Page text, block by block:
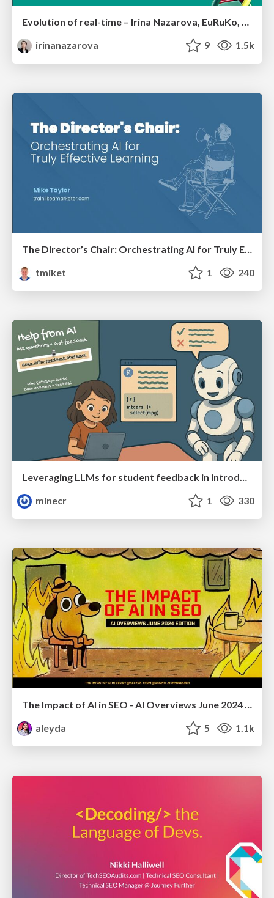
Evolution of real-time – Irina Nazarova, EuRuKo, 2024
irinanazarova
9 1.5k
The Director’s Chair: Orchestrating AI for Truly Effective Learning
tmiket
1 240
Leveraging LLMs for student feedback in introductory data science courses - posit::conf(2025)
minecr
1 330
The Impact of AI in SEO - AI Overviews June 2024 Edition
aleyda
5 1.1k